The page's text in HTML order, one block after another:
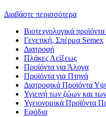
Διαβάστε περισσότερα
Βιοτεχνολογικά
Γενετική, Σπέρμα Semex
Διατροφή
Πλάκες Λείξεως
Προϊόντα για Άλογα
Προϊόντα για Πτηνά
Διατροφικά Προϊόντα
Υγιεινή των ζώων και
Υγειονομικά Προϊόντα
Εφόδια